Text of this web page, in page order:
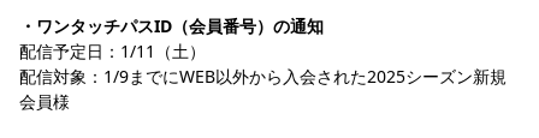
・ワンタッチパスID（会員番号）の通知
配信予定日：1/11（土）
配信対象：1/9までにWEB以外から入会された2025シーズン新規
会員様